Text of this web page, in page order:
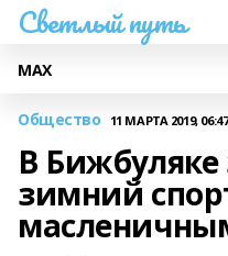
Светлый путь
МАХ
Общество 11 МАРТА 2019, 06:47
В
зимний